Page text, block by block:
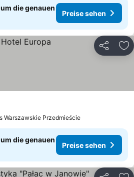
die genauen
Preise sehen
Teilen
Warszawskie Przedmieście
die genauen
Preise sehen